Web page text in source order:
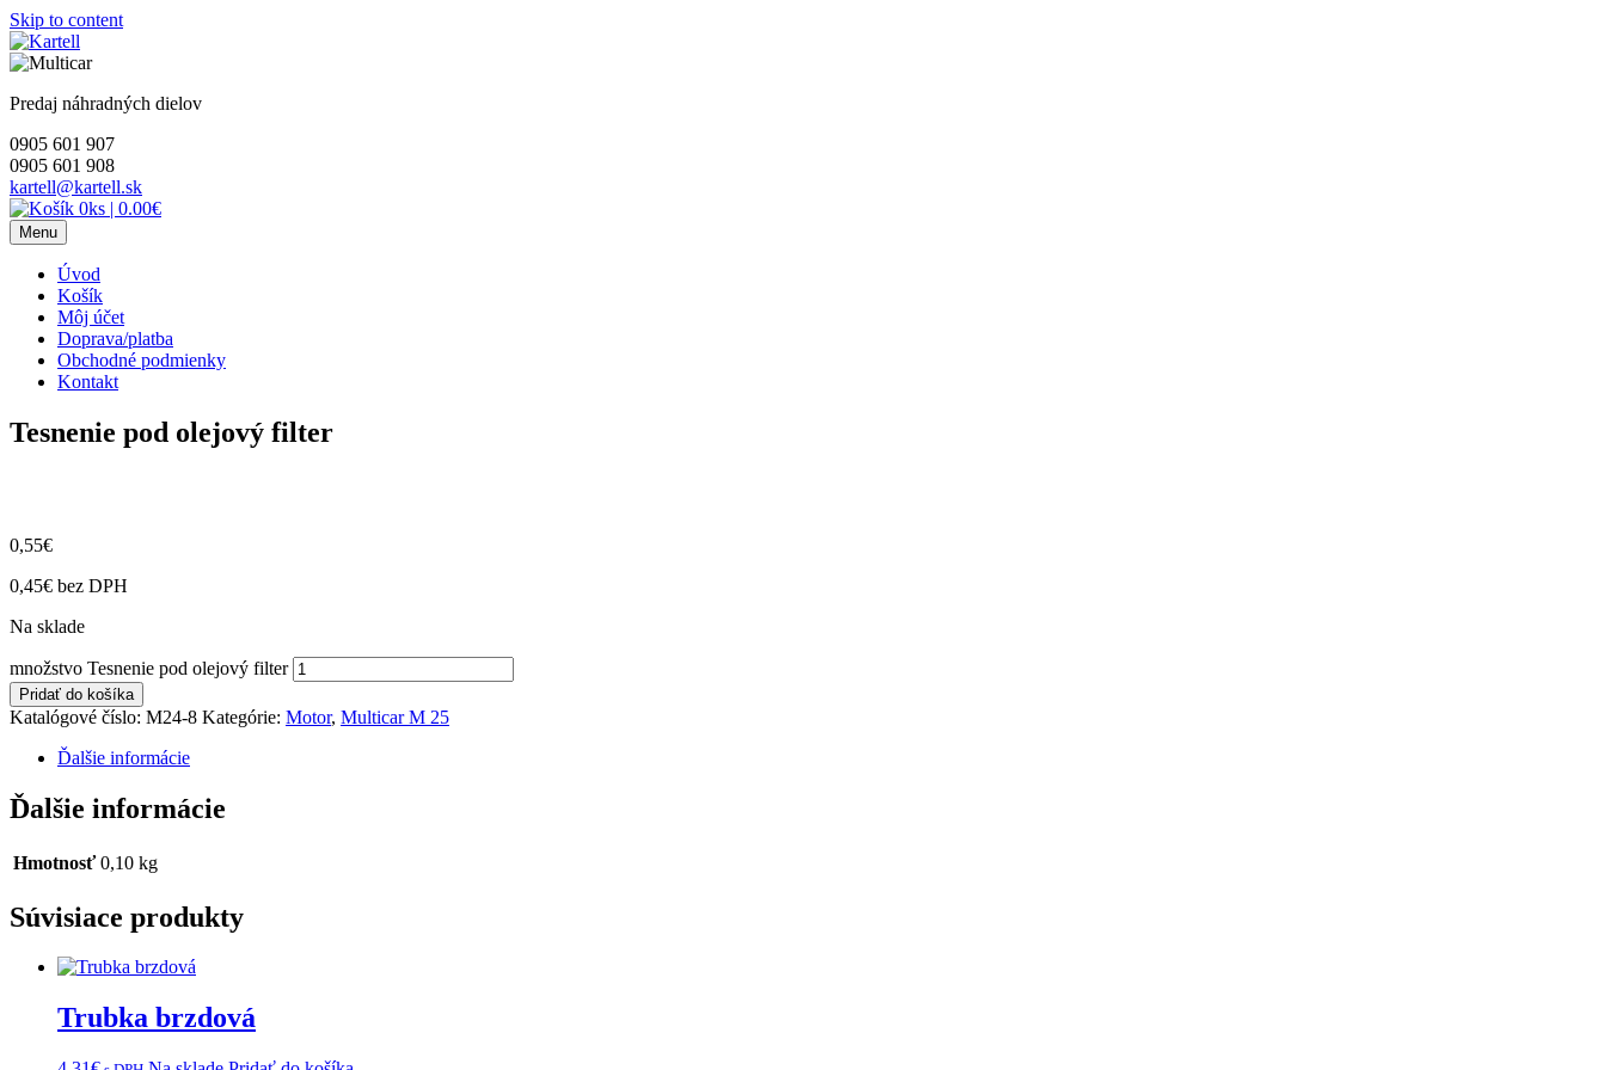
Skip to content
Predaj náhradných dielov
0905 601 907
0905 601 908
kartell@kartell.sk
0ks | 0.00€
Menu
Úvod
Košík
Môj účet
Doprava/platba
Obchodné podmienky
Kontakt
Tesnenie pod olejový filter
0,55€
0,45€ bez DPH
Na sklade
množstvo Tesnenie pod olejový filter
Pridať do košíka
Katalógové číslo: M24-8 Kategórie: Motor, Multicar M 25
Ďalšie informácie
Ďalšie informácie
Hmotnosť 0,10 kg
Súvisiace produkty
Trubka brzdová